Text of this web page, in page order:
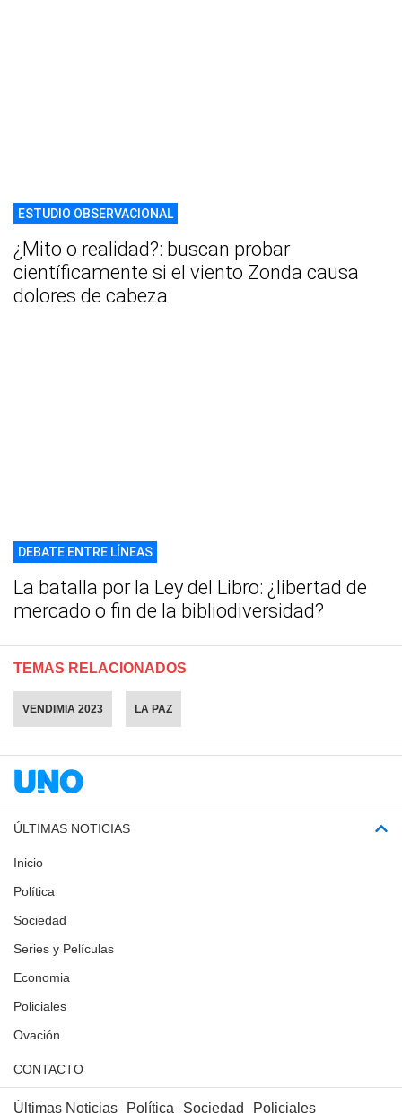
ESTUDIO OBSERVACIONAL
¿Mito o realidad?: buscan probar
científicamente si el viento Zonda causa
dolores de cabeza
DEBATE ENTRE LÍNEAS
La batalla por la Ley del Libro: ¿libertad de
mercado o fin de la bibliodiversidad?
TEMAS RELACIONADOS
VENDIMIA 2023 LA PAZ
ÚLTIMAS NOTICIAS
Inicio
Política
Sociedad
Series y Películas
Economia
Policiales
Ovación
CONTACTO
Últimas Noticias Política Sociedad Policiales